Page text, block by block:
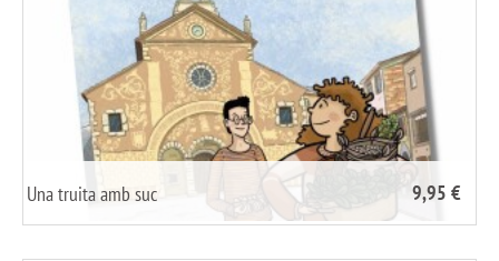
Una truita amb suc 9,95 €
/share it